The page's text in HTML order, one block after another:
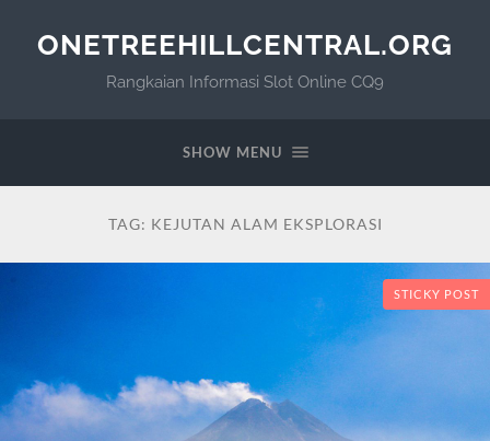
ONETREEHILLCENTRAL.ORG
Rangkaian Informasi Slot Online CQ9
SHOW MENU
TAG: KEJUTAN ALAM EKSPLORASI
STICKY POST